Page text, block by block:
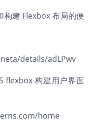
构建 Flexbox 布局的便
details/adLPwv
flexbox 构建用户界面
home